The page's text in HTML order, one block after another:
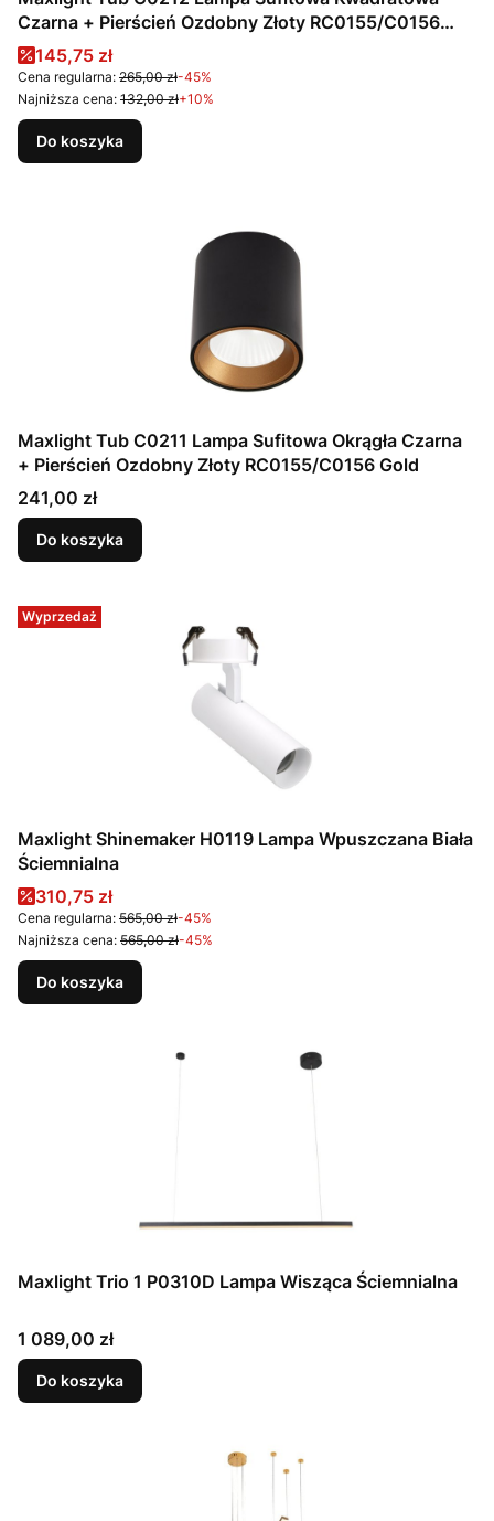
Czarna + Pierścień Ozdobny Złoty RC0155/C0156
GoldCena promocyjna
145,75 zł
Cena regularna: 265,00 zł-45%
Najniższa cena: 132,00 zł+10%
Do koszyka
Maxlight Tub C0211 Lampa Sufitowa Okrągła Czarna
+ Pierścień Ozdobny Złoty RC0155/C0156 Gold
Cena
241,00 zł
Do koszyka
Wyprzedaż
Maxlight Shinemaker H0119 Lampa Wpuszczana Biała
Ściemnialna
Cena promocyjna
310,75 zł
Cena regularna: 565,00 zł-45%
Najniższa cena: 565,00 zł-45%
Do koszyka
Maxlight Trio 1 P0310D Lampa Wisząca Ściemnialna
Cena
1 089,00 zł
Do koszyka